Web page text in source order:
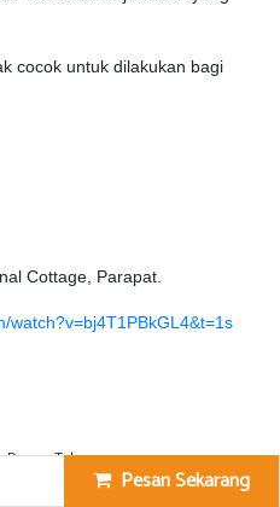
cocok untuk dilakukan bagi
Cottage, Parapat.
watch?v=bj4T1PBkGL4&t=1s
Danau-Toba
Pesan Sekarang